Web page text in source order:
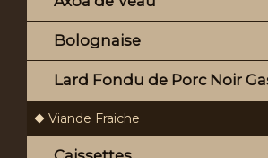
Bolognaise
Lard Fondu de Porc Noir
Viande Fraiche